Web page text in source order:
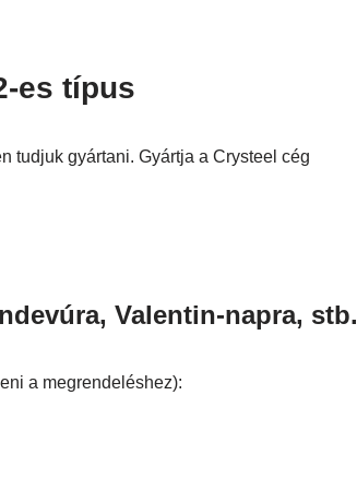
es típus
tudjuk gyártani. Gyártja a Crysteel cég
Valentin-napra, stb.
a megrendeléshez):